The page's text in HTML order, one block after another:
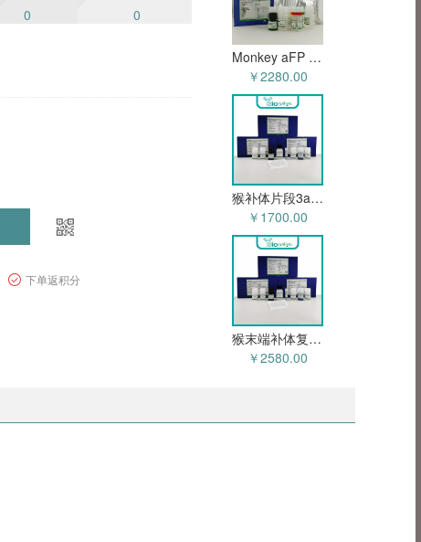
0
0
下单返积分
Monkey aFP ELISA试剂盒 YB-70112Mo
￥2280.00
猴补体片段3a(C3a)ELISA试剂盒 YB-70111Mo
￥1700.00
猴末端补体复合物C5b-9(C5b-9)ELISA试剂盒 YB-70110Mo
￥2580.00